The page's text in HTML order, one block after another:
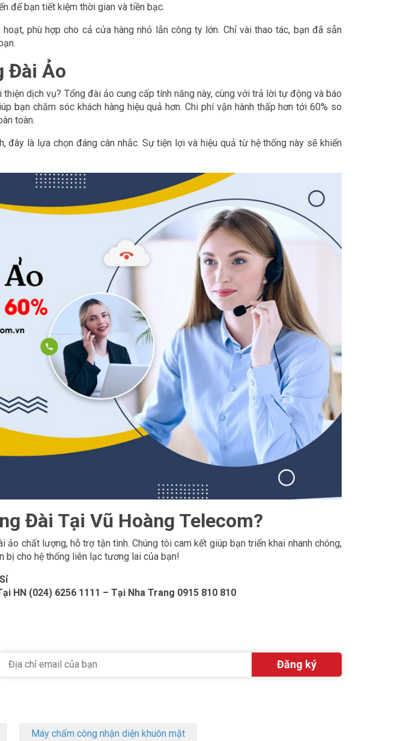
để bạn tiết kiệm thời gian và tiền bạc.
phù hợp cho cả cửa hàng nhỏ lẫn công ty lớn. Chỉ vài thao tác, bạn đã sẵn
Đài Ảo
dịch vụ? Tổng đài ảo cung cấp tính năng này, cùng với trả lời tự động và báo
bạn chăm sóc khách hàng hiệu quả hơn. Chi phí vận hành thấp hơn tới 60% so
toàn.
đây là lựa chọn đáng cân nhắc. Sự tiện lợi và hiệu quả từ hệ thống này sẽ khiến
Đài Tại Vũ Hoàng Telecom?
chất lượng, hỗ trợ tận tình. Chúng tôi cam kết giúp bạn triển khai nhanh chóng,
bị cho hệ thống liên lạc tương lai của bạn!
HN (024) 6256 1111 – Tại Nha Trang 0915 810 810
Máy chấm công nhận diện khuôn mặt